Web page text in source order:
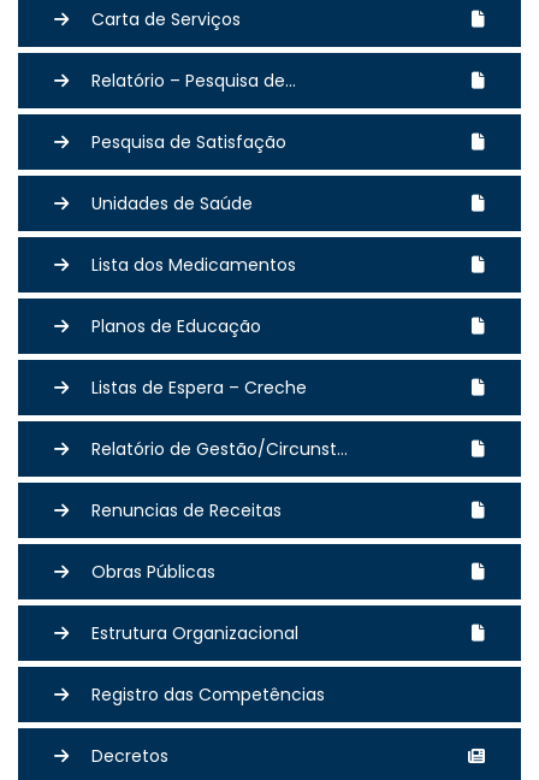
Carta de Serviços
Relatório – Pesquisa de...
Pesquisa de Satisfação
Unidades de Saúde
Lista dos Medicamentos
Planos de Educação
Listas de Espera – Creche
Relatório de Gestão/Circunst...
Renuncias de Receitas
Obras Públicas
Estrutura Organizacional
Registro das Competências
Decretos